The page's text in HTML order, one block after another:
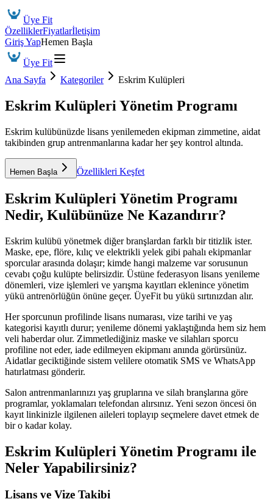
Üye Fit
ÖzelliklerFiyatlarİletişim
Giriş YapHemen Başla
Üye Fit
Ana Sayfa
Kategoriler Eskrim Kulüpleri
Eskrim Kulüpleri Yönetim Programı
Eskrim kulübünüzde lisans yenilemeden ekipman zimmetine, aidat
takibinden grup antrenmanlarına kadar her şey kontrol altında.
Hemen Başla Özellikleri Keşfet
Eskrim Kulüpleri Yönetim Programı
Nedir, Kulübünüze Ne Kazandırır?
Eskrim kulübü yönetmek diğer branşlardan farklı bir titizlik ister.
Maske, epe, flöre, kılıç ve elektrikli yelek gibi pahalı ekipmanlar
sporcular arasında dolaşır; kimde hangi malzeme var sorusunun
cevabı çoğu kulüpte belirsizdir. Üstüne federasyon lisans yenileme
dönemleri, vize işlemleri ve yarışma kayıtları eklenince yönetim
yükü antrenörlüğün önüne geçer. ÜyeFit bu yükü sırtınızdan alır.
Her sporcunun profilinde lisans numarası, vize tarihi ve yaş
kategorisi kayıtlı durur; yenileme dönemi yaklaştığında hem siz hem
veli haberdar olur. Zimmetlediğiniz maske ve silahları sporcu
profiline not eder, iade edilmeyen ekipmanı anında görürsünüz.
Aidatlar geciktiğinde sistem velilere otomatik SMS ve WhatsApp
hatırlatması gönderir.
Salon antrenmanlarınızı yaş gruplarına ve silah branşlarına göre
programlar, yoklamaları telefondan alırsınız. Yeni sezon öncesi ön
kayıt linkinizle ilgilenen aileleri toplayıp seçmelere davet etmek de
bir o kadar kolay.
Eskrim Kulüpleri Yönetim Programı ile
Neler Yapabilirsiniz?
Lisans ve Vize Takibi